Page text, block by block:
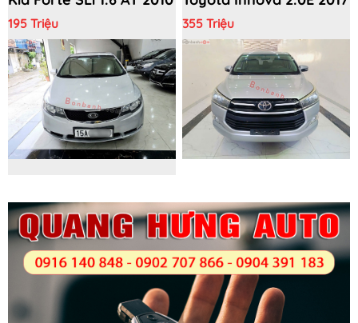
195 Triệu 355 Triệu